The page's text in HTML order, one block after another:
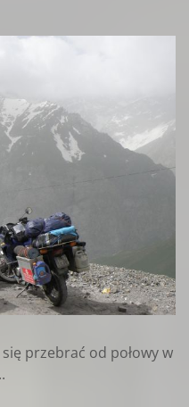
przebrać od połowy w